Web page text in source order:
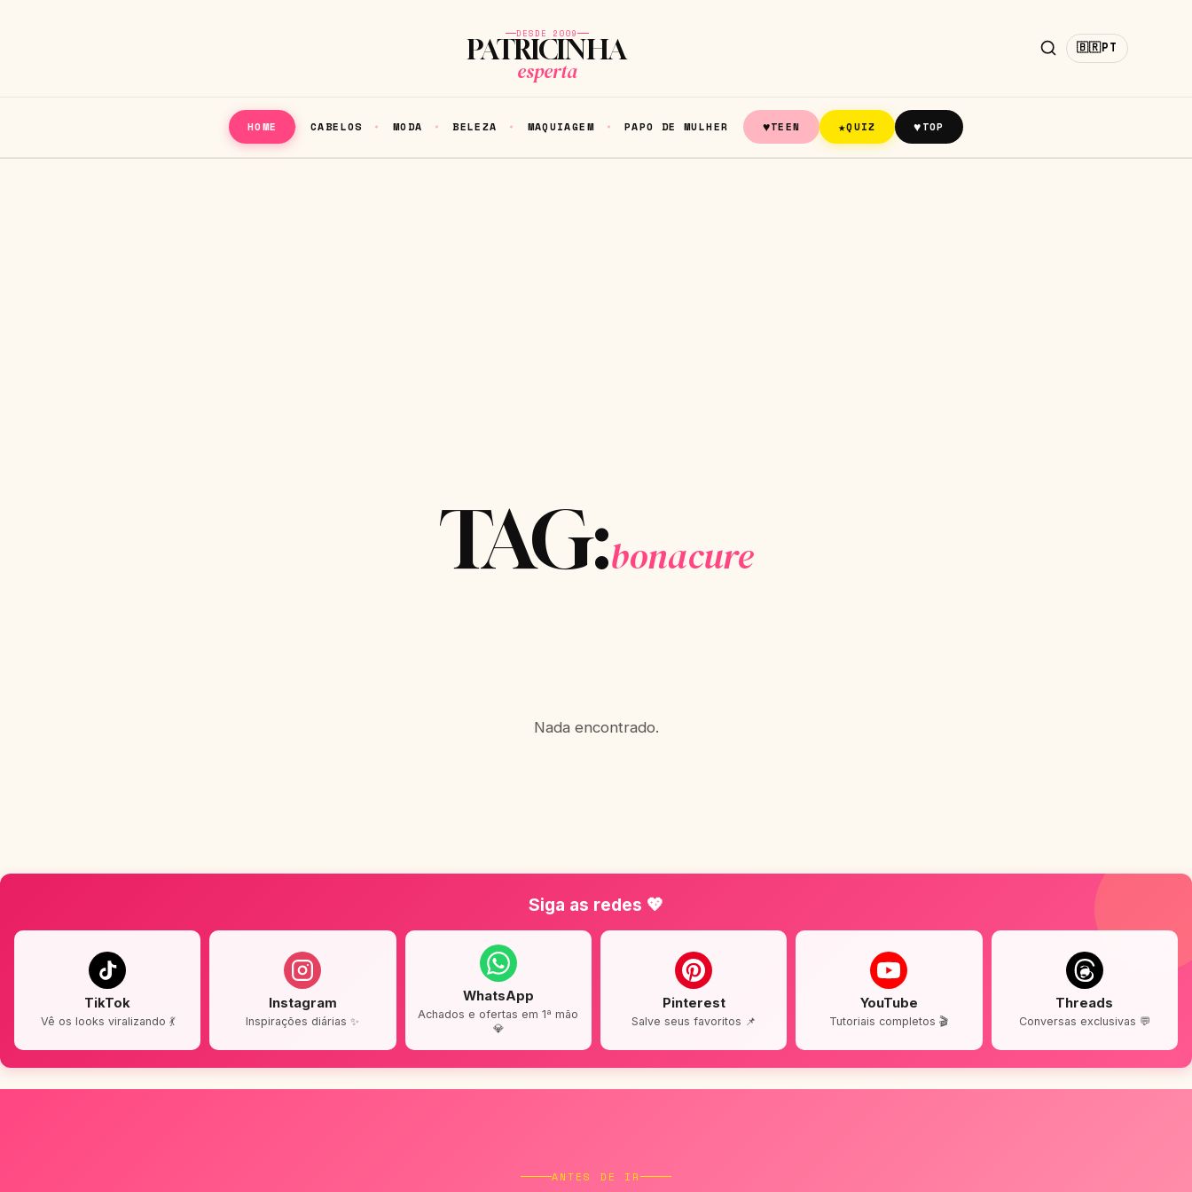
DESDE 2009
PATRICINHA
esperta
🇧🇷PT
HOME CABELOS MODA BELEZA MAQUIAGEM PAPO DE MULHER ♥TEEN ★QUIZ ♥TOP
TAG:bonacure
Nada encontrado.
Siga as redes 💖
TikTok
Vê os looks viralizando 💃
Instagram
Inspirações diárias ✨
WhatsApp
Achados e ofertas em 1ª mão
💎
Pinterest
Salve seus favoritos 📌
YouTube
Tutoriais completos 🎬
Threads
Conversas exclusivas 💬
ANTES DE IR